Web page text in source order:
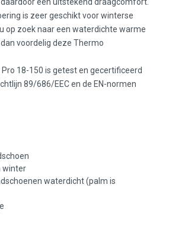
is zeer geschikt voor winterse
op zoek naar een waterdichte warme
voordelig deze Thermo
18-150 is getest en gecertificeerd
89/686/EEC en de EN-normen
winter
waterdicht (palm is